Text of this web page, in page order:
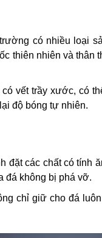
có nhiều loại
thiên nhiên và thân
vết trầy xước, có
độ bóng tự nhiên.
đặt các chất có tính
đá không bị phá vỡ.
chỉ giữ cho đá